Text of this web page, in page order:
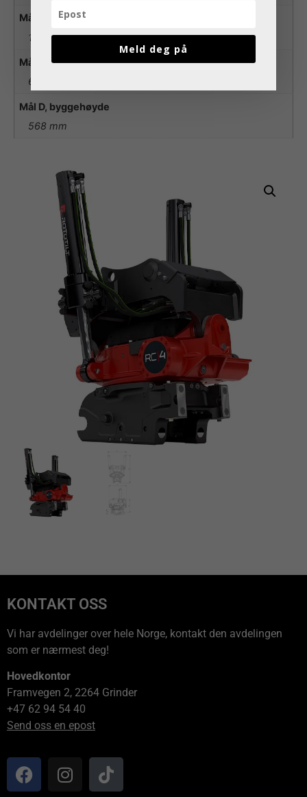
Mål B, byggehøyde totalt
1080 mm
Mål C, lengde
690 mm
Mål D, byggehøyde
568 mm
KONTAKT OSS
Vi har avdelinger over hele Norge, kontakt den avdelingen
som er nærmest deg!
Hovedkontor
Framvegen 2, 2264 Grinder
+47 62 94 54 40
Send oss en epost
Meld deg på